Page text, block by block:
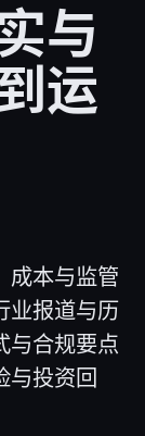
与
运
成本与监管
业报道与历
与合规要点
与投资回